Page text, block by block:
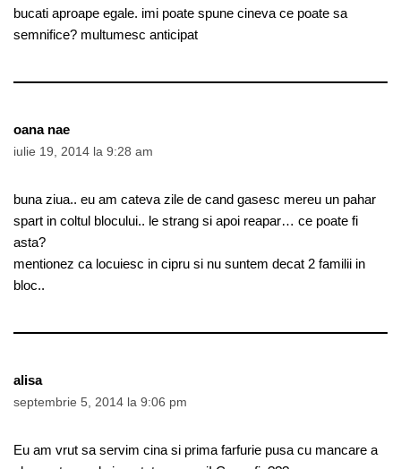
bucati aproape egale. imi poate spune cineva ce poate sa
semnifice? multumesc anticipat
oana nae
iulie 19, 2014 la 9:28 am
buna ziua.. eu am cateva zile de cand gasesc mereu un pahar
spart in coltul blocului.. le strang si apoi reapar… ce poate fi
asta?
mentionez ca locuiesc in cipru si nu suntem decat 2 familii in
bloc..
alisa
septembrie 5, 2014 la 9:06 pm
Eu am vrut sa servim cina si prima farfurie pusa cu mancare a